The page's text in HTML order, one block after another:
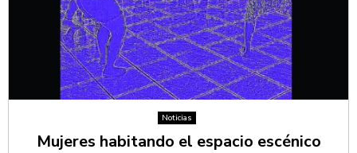
Noticias
Mujeres habitando el espacio escénico